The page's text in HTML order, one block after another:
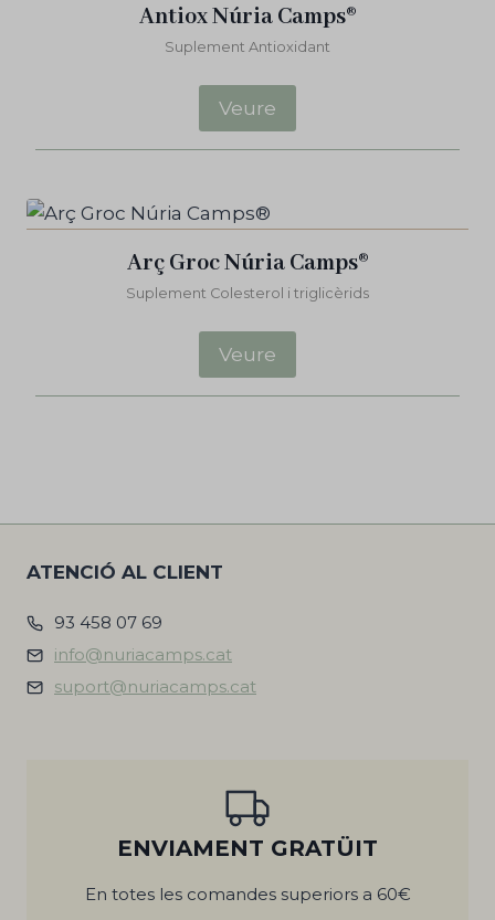
Antiox Núria Camps®
Suplement Antioxidant
Veure
Arç Groc Núria Camps®
Suplement Colesterol i triglicèrids
Veure
ATENCIÓ AL CLIENT
93 458 07 69
info@nuriacamps.cat
suport@nuriacamps.cat
ENVIAMENT GRATÜIT
En totes les comandes superiors a 60€